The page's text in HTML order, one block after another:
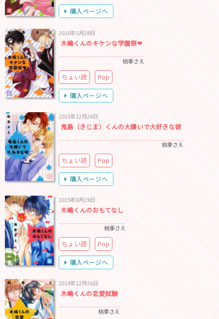
購入ページへ
2016年5月28日
木嶋くんのキケンな学園祭❤
桃季さえ
ちょい読
Pop
購入ページへ
2015年12月26日
鬼島（きじま）くんの大嫌いで大好きな彼
桃季さえ
ちょい読
Pop
購入ページへ
2015年8月29日
木嶋くんのおもてなし
桃季さえ
ちょい読
Pop
購入ページへ
2014年12月26日
木嶋くんの恋愛試験
桃季さえ